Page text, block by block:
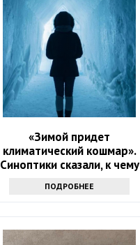
«Зимой придет
климатический кошмар».
Синоптики сказали, к чему
ПОДРОБНЕЕ